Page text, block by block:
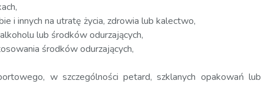
i innych na utratę życia, zdrowia lub kalectwo,
lub środków odurzających,
środków odurzających,
w szczególności petard, szklanych opakowań lub